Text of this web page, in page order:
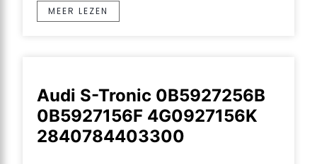
MEER LEZEN
Audi S-Tronic 0B5927256B
0B5927156F 4G0927156K
2840784403300